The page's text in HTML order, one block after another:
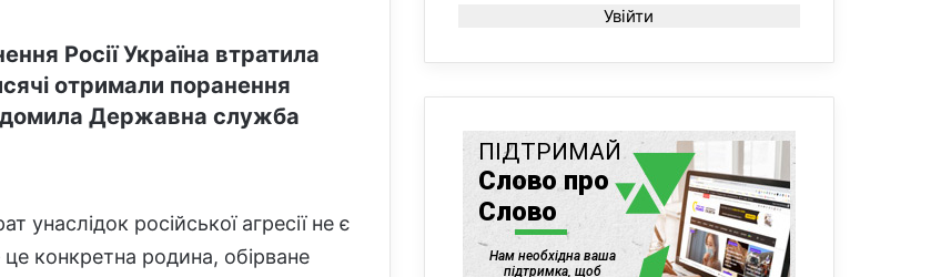
Росії Україна втратила
отримали поранення
Державна служба
унаслідок російської агресії не є
конкретна родина, обірване
Увійти